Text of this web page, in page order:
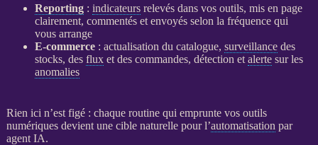
Reporting: indicateursrelevés dans vos outils, mis en page
clairement, commentés et envoyés selon la fréquence qui
vous arrange
E-commerce: actualisation du catalogue, surveillancedes
stocks, des fluxet des commandes, détection et alertesur les
anomalies
Rien ici n’est figé : chaque routine qui emprunte vos outils
numériques devient une cible naturelle pour l’automatisation par
agent IA.